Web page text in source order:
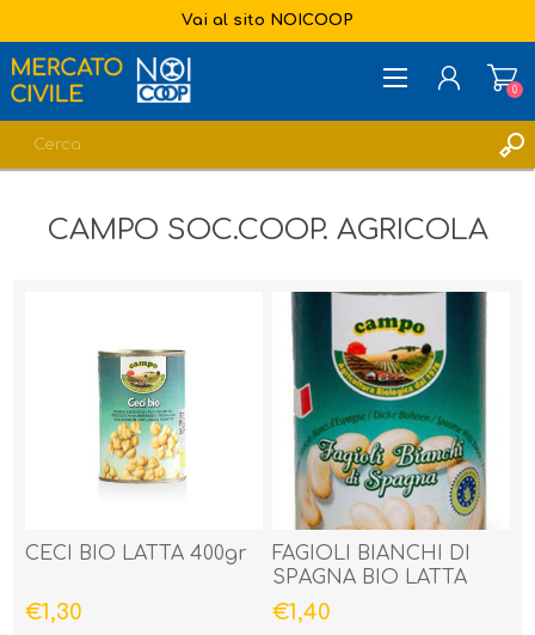
Vai al sito NOICOOP
ACCESSO
0
CAMPO SOC.COOP. AGRICOLA
CECI BIO LATTA 400gr
€1,30
FAGIOLI BIANCHI DI
SPAGNA BIO LATTA
400gr
€1,40